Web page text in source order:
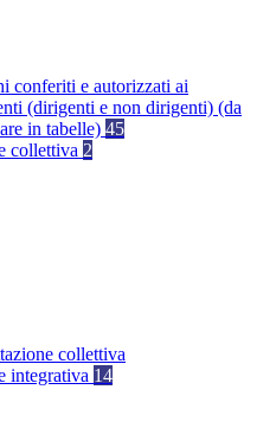
conferiti e autorizzati ai
(dirigenti e non dirigenti) (da
in tabelle) 45
collettiva 2
collettiva
integrativa 14